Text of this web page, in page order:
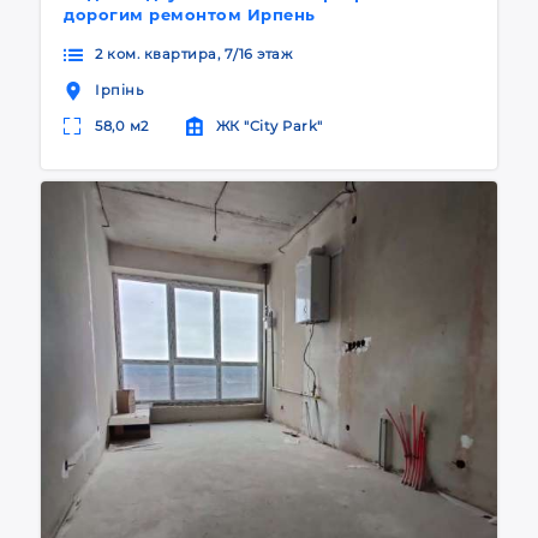
дорогим ремонтом Ирпень
2 ком. квартира, 7/16 этаж
Ірпінь
58,0 м2 ЖК "City Park"